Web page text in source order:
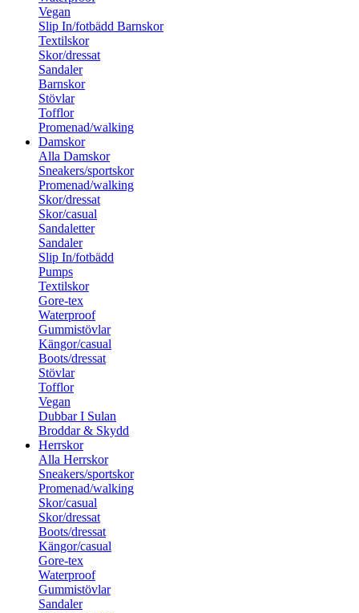
Vegan
Slip In/fotbädd Barnskor
Textilskor
Skor/dressat
Sandaler
Barnskor
Stövlar
Tofflor
Promenad/walking
Damskor
Alla Damskor
Sneakers/sportskor
Promenad/walking
Skor/dressat
Skor/casual
Sandaletter
Sandaler
Slip In/fotbädd
Pumps
Textilskor
Gore-tex
Waterproof
Gummistövlar
Kängor/casual
Boots/dressat
Stövlar
Tofflor
Vegan
Dubbar I Sulan
Broddar & Skydd
Herrskor
Alla Herrskor
Sneakers/sportskor
Promenad/walking
Skor/casual
Skor/dressat
Boots/dressat
Kängor/casual
Gore-tex
Waterproof
Gummistövlar
Sandaler